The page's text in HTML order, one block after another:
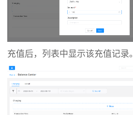
充值后，列表中显示该充值记录。